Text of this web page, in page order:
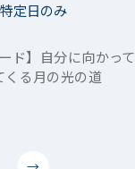
特定日のみ
ド】自分に向かって
くる月の光の道